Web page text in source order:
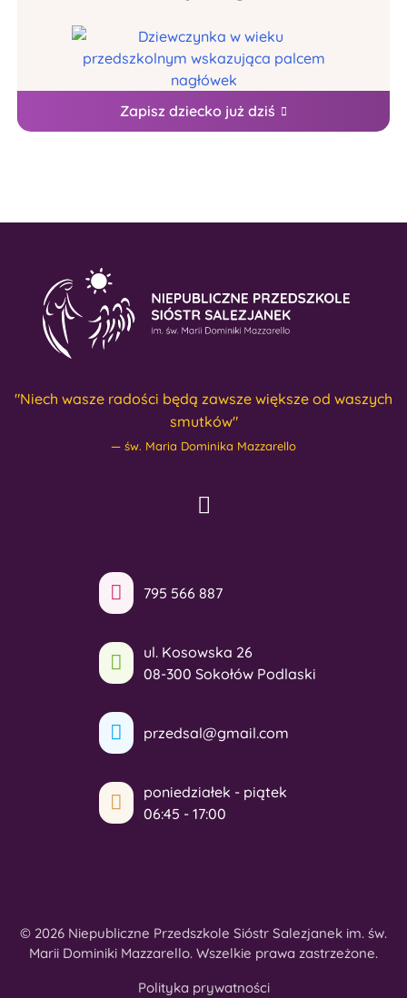
Zapisz dziecko już dziś
"Niech wasze radości będą zawsze większe od waszych
smutków"
św. Maria Dominika Mazzarello
795 566 887
ul. Kosowska 26
08-300 Sokołów Podlaski
przedsal@gmail.com
poniedziałek - piątek
06:45 - 17:00
© 2026 Niepubliczne Przedszkole Sióstr Salezjanek im. św.
Marii Dominiki Mazzarello. Wszelkie prawa zastrzeżone.
Polityka prywatności